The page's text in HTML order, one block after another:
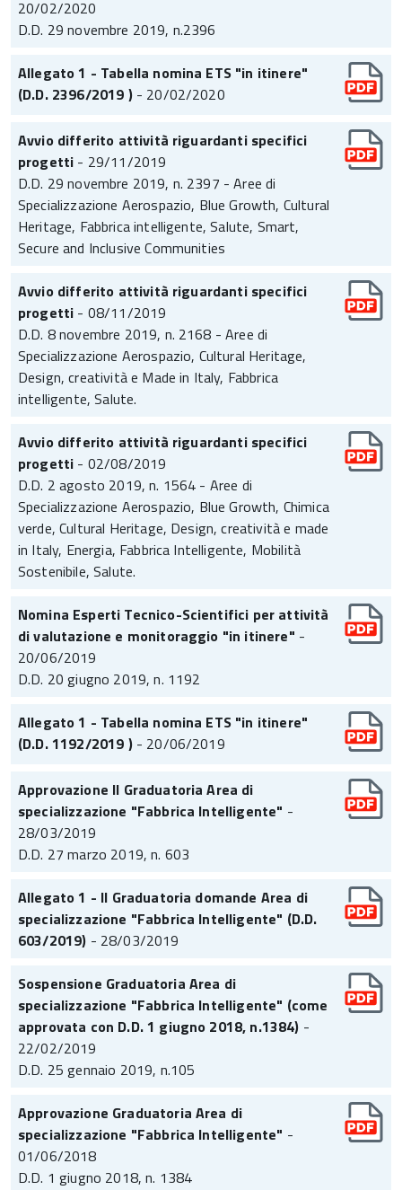
20/02/2020
D.D. 29 novembre 2019, n.2396
Allegato 1 - Tabella nomina ETS "in itinere"
(D.D. 2396/2019 )- 20/02/2020
Avvio differito attività riguardanti specifici
progetti - 29/11/2019
D.D. 29 novembre 2019, n. 2397 - Aree di
Specializzazione Aerospazio, Blue Growth, Cultural
Heritage, Fabbrica intelligente, Salute, Smart,
Secure and Inclusive Communities
Avvio differito attività riguardanti specifici
progetti - 08/11/2019
D.D. 8 novembre 2019, n. 2168 - Aree di
Specializzazione Aerospazio, Cultural Heritage,
Design, creatività e Made in Italy, Fabbrica
intelligente, Salute.
Avvio differito attività riguardanti specifici
progetti - 02/08/2019
D.D. 2 agosto 2019, n. 1564 - Aree di
Specializzazione Aerospazio, Blue Growth, Chimica
verde, Cultural Heritage, Design, creatività e made
in Italy, Energia, Fabbrica Intelligente, Mobilità
Sostenibile, Salute.
Nomina Esperti Tecnico-Scientifici per attività
di valutazione e monitoraggio "in itinere" -
20/06/2019
D.D. 20 giugno 2019, n. 1192
Allegato 1 - Tabella nomina ETS "in itinere"
(D.D. 1192/2019 )- 20/06/2019
Approvazione II Graduatoria Area di
specializzazione "Fabbrica Intelligente" -
28/03/2019
D.D. 27 marzo 2019, n. 603
Allegato 1 - II Graduatoria domande Area di
specializzazione "Fabbrica Intelligente" (D.D.
603/2019) - 28/03/2019
Sospensione Graduatoria Area di
specializzazione "Fabbrica Intelligente" (come
approvata con D.D. 1 giugno 2018, n.1384) -
22/02/2019
D.D. 25 gennaio 2019, n.105
Approvazione Graduatoria Area di
specializzazione "Fabbrica Intelligente" -
01/06/2018
D.D. 1 giugno 2018, n. 1384